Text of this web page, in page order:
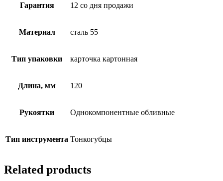
Гарантия 12 со дня продажи
Материал cталь 55
Тип упаковки карточка картонная
Длина, мм 120
Рукоятки Однокомпонентные обливные
Тип инструмента Тонкогубцы
Related products